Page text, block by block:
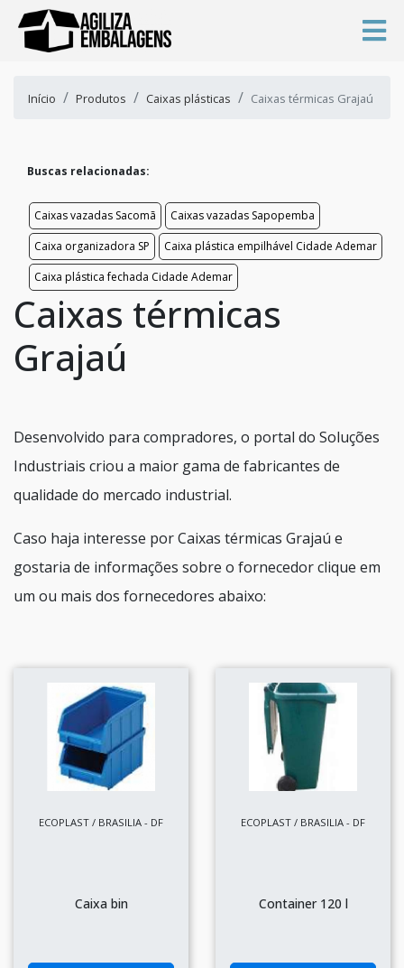
Início Produtos Caixas plásticas Caixas térmicas Grajaú
Buscas relacionadas:
Caixas vazadas Sacomã
Caixas vazadas Sapopemba
Caixa organizadora SP
Caixa plástica empilhável Cidade Ademar
Caixa plástica fechada Cidade Ademar
Caixas térmicas
Grajaú
Desenvolvido para compradores, o portal do Soluções
Industriais criou a maior gama de fabricantes de
qualidade do mercado industrial.
Caso haja interesse por Caixas térmicas Grajaú e
gostaria de informações sobre o fornecedor clique em
um ou mais dos fornecedores abaixo:
ECOPLAST / BRASILIA - DF
Caixa bin
ECOPLAST / BRASILIA - DF
Container 120 l